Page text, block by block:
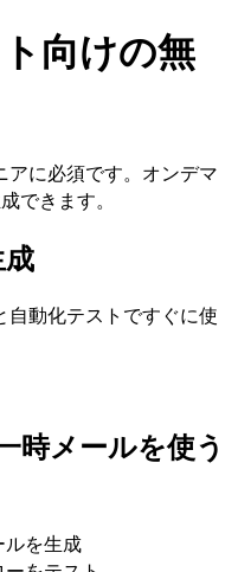
向けの無
アに必須です。オンデマ
できます。
動化テストですぐに使
時メールを使う
ルを生成